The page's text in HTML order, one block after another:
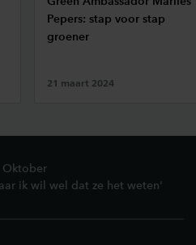
Pepers: stap voor stap
groener
21 maart 2024
Oktober
ik wil wel dat ze het weten'